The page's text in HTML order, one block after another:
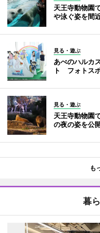
天王寺動物園
や泳ぐ姿を間
見る・遊ぶ
あべのハルカ
ト フォトス
見る・遊ぶ
天王寺動物園
の夜の姿を公
も
暮